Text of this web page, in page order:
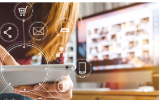
nisso, fizemos uma lista com
para hotéisque vão ajudar
mesmo nos piores meses
a leitura e confira:
no marketing